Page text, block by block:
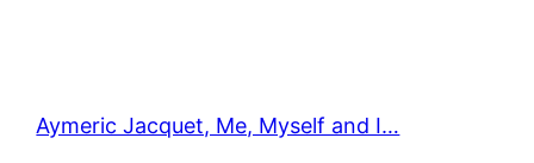
Aymeric Jacquet, Me, Myself and I…